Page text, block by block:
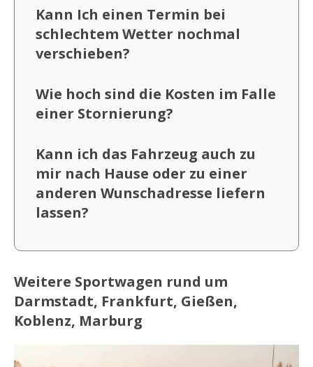
Kann Ich einen Termin bei
schlechtem Wetter nochmal
verschieben?
Wie hoch sind die Kosten im Falle
einer Stornierung?
Kann ich das Fahrzeug auch zu
mir nach Hause oder zu einer
anderen Wunschadresse liefern
lassen?
Weitere Sportwagen rund um
Darmstadt, Frankfurt, Gießen,
Koblenz, Marburg